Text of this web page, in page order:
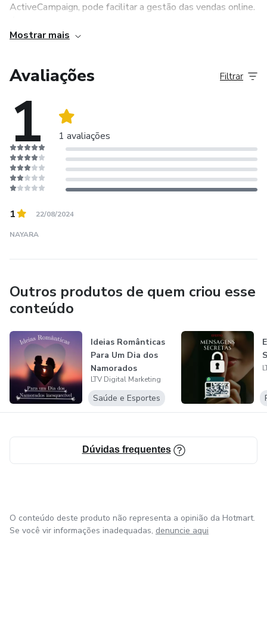
ActiveCampaign, pode facilitar a gestão das vendas online.
dos produtos, preços competitivos, facilidade de
atendimento ao cliente para obter sucesso nas vendas
online
Mostrar mais
Avaliações
1 1 avaliações
Filtrar
1 22/08/2024
NAYARA
Outros produtos de quem criou esse
conteúdo
Ideias Românticas
Para Um Dia dos
Namorados
Memorável
LTV Digital Marketing
Saúde e Esportes
Dúvidas frequentes
O conteúdo deste produto não representa a opinião da Hotmart.
Se você vir informações inadequadas, denuncie aqui